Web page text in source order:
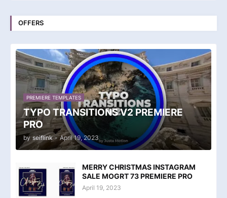
OFFERS
PREMIERE TEMPLATES
TYPO TRANSITIONS V2 PREMIERE
PRO
by seiflink - April 19, 2023
MERRY CHRISTMAS INSTAGRAM
SALE MOGRT 73 PREMIERE PRO
April 19, 2023